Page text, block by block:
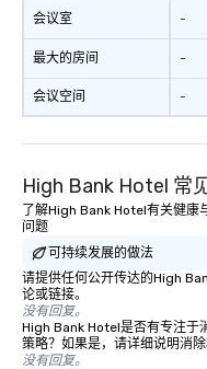
会议室
最大的房间
会议空间
-
-
-
High Bank Hotel 常
了解High Bank Hotel有关健康
问题
可持续发展的做法
请提供任何公开传达的High
论或链接。
没有回复。
High Bank Hotel是否有专注于
策略？如果是，请详细说明消除
没有回复。